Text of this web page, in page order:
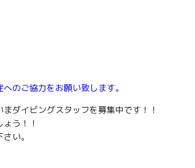
のご協力をお願い致します。
ダイビングスタッフを募集中です！！
う！！
い。